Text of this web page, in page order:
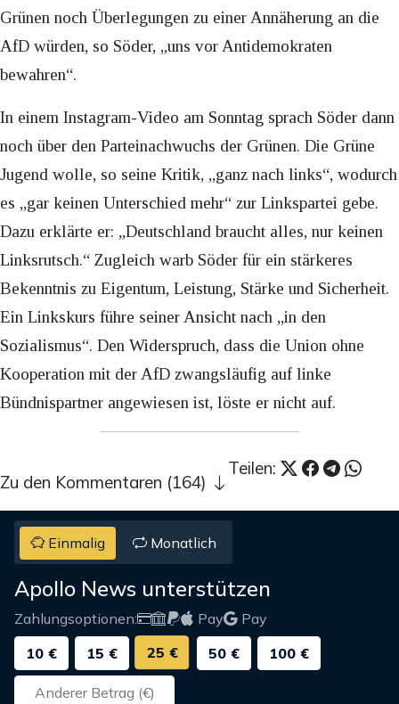
Grünen noch Überlegungen zu einer Annäherung an die
AfD würden, so Söder, „uns vor Antidemokraten
bewahren“.
In einem Instagram-Video am Sonntag sprach Söder dann
noch über den Parteinachwuchs der Grünen. Die Grüne
Jugend wolle, so seine Kritik, „ganz nach links“, wodurch
es „gar keinen Unterschied mehr“ zur Linkspartei gebe.
Dazu erklärte er: „Deutschland braucht alles, nur keinen
Linksrutsch.“ Zugleich warb Söder für ein stärkeres
Bekenntnis zu Eigentum, Leistung, Stärke und Sicherheit.
Ein Linkskurs führe seiner Ansicht nach „in den
Sozialismus“. Den Widerspruch, dass die Union ohne
Kooperation mit der AfD zwangsläufig auf linke
Bündnispartner angewiesen ist, löste er nicht auf.
Teilen:
Zu den Kommentaren (164)
Einmalig Monatlich
Apollo News unterstützen
Zahlungsoptionen: Pay
Pay
10 €
15 € 25 € 50 € 100 €